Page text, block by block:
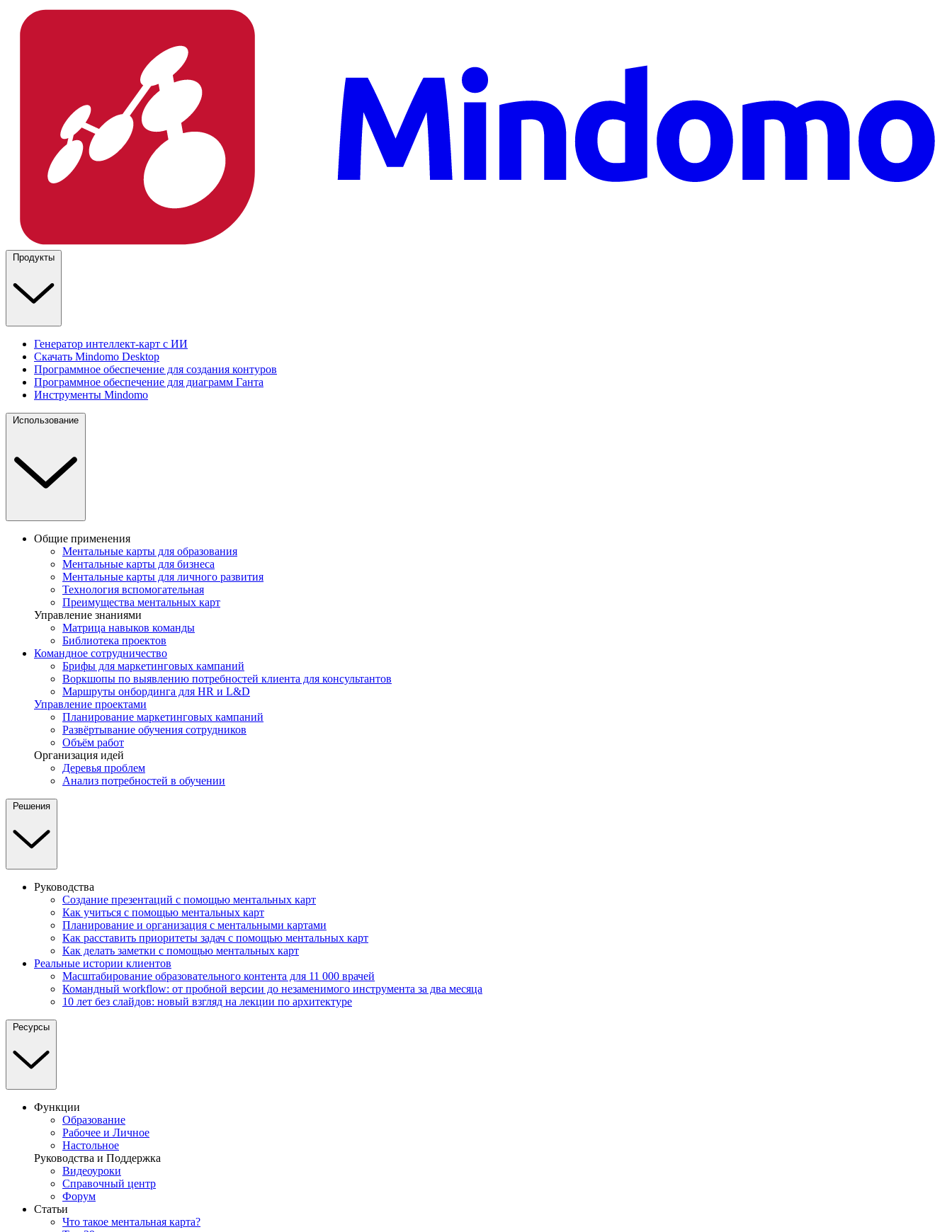
Продукты
Генератор интеллект-карт с ИИ
Скачать Mindomo Desktop
Программное обеспечение для создания контуров
Программное обеспечение для диаграмм Ганта
Инструменты Mindomo
Использование
Общие применения
Ментальные карты для образования
Ментальные карты для бизнеса
Ментальные карты для личного развития
Технология вспомогательная
Преимущества ментальных карт
Управление знаниями
Матрица навыков команды
Библиотека проектов
Командное сотрудничество
Брифы для маркетинговых кампаний
Воркшопы по выявлению потребностей клиента для консультантов
Маршруты онбординга для HR и L&D
Управление проектами
Планирование маркетинговых кампаний
Развёртывание обучения сотрудников
Объём работ
Организация идей
Деревья проблем
Анализ потребностей в обучении
Решения
Руководства
Создание презентаций с помощью ментальных карт
Как учиться с помощью ментальных карт
Планирование и организация с ментальными картами
Как расставить приоритеты задач с помощью ментальных карт
Как делать заметки с помощью ментальных карт
Реальные истории клиентов
Масштабирование образовательного контента для 11 000 врачей
Командный workflow: от пробной версии до незаменимого инструмента за два месяца
10 лет без слайдов: новый взгляд на лекции по архитектуре
Ресурсы
Функции
Образование
Рабочее и Личное
Настольное
Руководства и Поддержка
Видеоуроки
Справочный центр
Форум
Статьи
Что такое ментальная карта?